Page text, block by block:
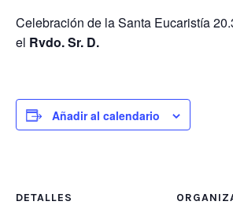
Celebración de la Santa Eucaristía
el Rvdo. Sr. D.
Añadir al calendario
DETALLES